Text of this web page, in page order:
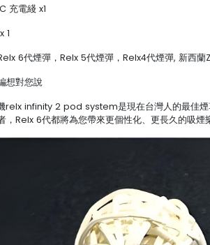
充電綫 x1
1
6代煙彈，Relx 5代煙彈，Relx4代煙彈, 新西
想對您說
relx infinity 2 pod system是現在台灣人的最佳煙
，Relx 6代都將為您帶來更個性化、更長久的吸